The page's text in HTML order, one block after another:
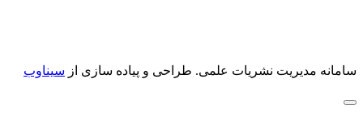
سامانه مدیریت نشریات علمی. طراحی و پیاده سازی از سیناوب